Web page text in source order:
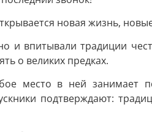
новая жизнь,
и впитывали традиции
о великих предках.
место в ней
подтверждают: